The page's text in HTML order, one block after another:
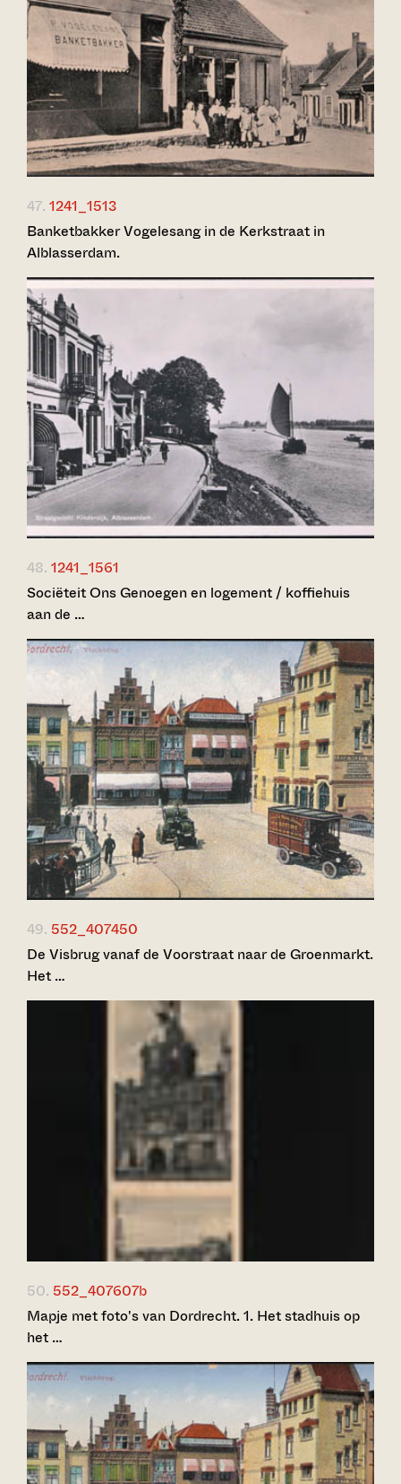
47. 1241_1513
Banketbakker Vogelesang in de Kerkstraat in
Alblasserdam.
48. 1241_1561
Sociëteit Ons Genoegen en logement / koffiehuis
aan de …
49. 552_407450
De Visbrug vanaf de Voorstraat naar de Groenmarkt.
Het …
50. 552_407607b
Mapje met foto's van Dordrecht. 1. Het stadhuis op
het …